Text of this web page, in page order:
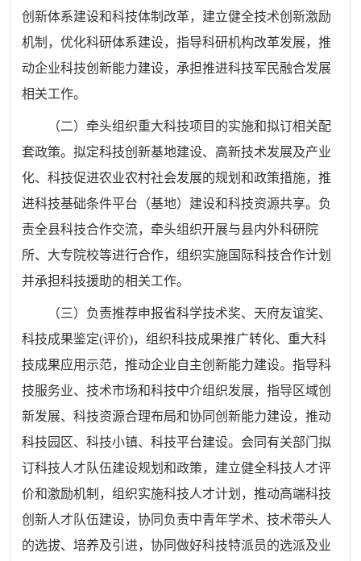
创新体系建设和科技体制改革，建立健全技术创新激励
机制，优化科研体系建设，指导科研机构改革发展，推
动企业科技创新能力建设，承担推进科技军民融合发展
相关工作。
（二）牵头组织重大科技项目的实施和拟订相关配
套政策。拟定科技创新基地建设、高新技术发展及产业
化、科技促进农业农村社会发展的规划和政策措施，推
进科技基础条件平台（基地）建设和科技资源共享。负
责全县科技合作交流，牵头组织开展与县内外科研院
所、大专院校等进行合作，组织实施国际科技合作计划
并承担科技援助的相关工作。
（三）负责推荐申报省科学技术奖、天府友谊奖、
科技成果鉴定(评价)，组织科技成果推广转化、重大科
技成果应用示范，推动企业自主创新能力建设。指导科
技服务业、技术市场和科技中介组织发展，指导区域创
新发展、科技资源合理布局和协同创新能力建设，推动
科技园区、科技小镇、科技平台建设。会同有关部门拟
订科技人才队伍建设规划和政策，建立健全科技人才评
价和激励机制，组织实施科技人才计划，推动高端科技
创新人才队伍建设，协同负责中青年学术、技术带头人
的选拔、培养及引进，协同做好科技特派员的选派及业